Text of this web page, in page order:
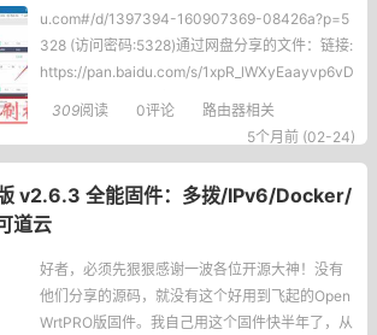
u.com#/d/1397394-160907369-08426a?p=5
328 (访问密码:5328)通过网盘分享的文件：链接:
https://pan.baidu.com/s/1xpR_lWXyEaayvp6vD
wJRmA?pwd=uttg提取码:uttg下载上面的附件，
可直接导入爱快4中，再结合ACL，实
309阅读 0评论
路由器相关
5个月前 (02-24)
v2.6.3 全能固件：多拨/IPv6/Docker/
道云
好者，必须先狠狠感谢一波各位开源大神！没有
他们分享的源码，就没有这个好用到飞起的Open
WrtPRO版固件。我自己用这个固件快半年了，从